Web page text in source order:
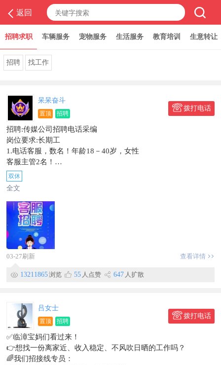
返回
招聘求职
车辆服务 宠物服务 生活服务 教育培训 生意转让 打折优惠
招聘 找工作
呆呆奋斗
置顶 招聘
拨打电话
招聘:传媒公司招聘电话采编
岗位要求:长期工
1.电话客服，数名！年龄18－40岁，女性
客服主管2名！
电话销售：10名！
广告设计2名！
2.有无工作经验均可，上岗前免费培训。
薪酬福利:
1.每天工作
早上08:30~12:00
中午01：30~05:30
每天7个半小时制，每月8天公休、法定节假日带薪休假。
2.底薪+高额提成＋业绩奖金。季度奖、年终奖，综合薪资3000~
电话:
刘经理:15188808043微信同步
双休
全文
03-27刷新 查看详情
13211865浏览 55 人点赞 647 人扩散
吕女士
置顶 招聘
拨打电话
✅临漳宝妈们看过来！
👉想找一份离家近、收入稳定、不风吹日晒的工作吗？
🌈我们招接线专员：